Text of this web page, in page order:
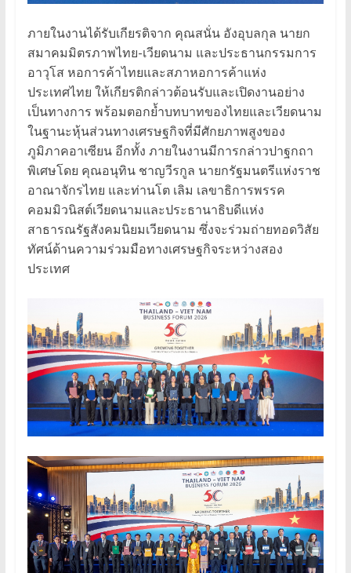
ภายในงานได้รับเกียรติจาก คุณสนั่น อังอุบลกุล นายก
สมาคมมิตรภาพไทย-เวียดนาม และประธานกรรมการ
อาวุโส หอการค้าไทยและสภาหอการค้าแห่ง
ประเทศไทย ให้เกียรติกล่าวต้อนรับและเปิดงานอย่าง
เป็นทางการ พร้อมตอกย้ำบทบาทของไทยและเวียดนาม
ในฐานะหุ้นส่วนทางเศรษฐกิจที่มีศักยภาพสูงของ
ภูมิภาคอาเซียน อีกทั้ง ภายในงานมีการกล่าวปาฐกถา
พิเศษโดย คุณอนุทิน ชาญวีรกูล นายกรัฐมนตรีแห่งราช
อาณาจักรไทย และท่านโต เลิม เลขาธิการพรรค
คอมมิวนิสต์เวียดนามและประธานาธิบดีแห่ง
สาธารณรัฐสังคมนิยมเวียดนาม ซึ่งจะร่วมถ่ายทอดวิสัย
ทัศน์ด้านความร่วมมือทางเศรษฐกิจระหว่างสอง
ประเทศ